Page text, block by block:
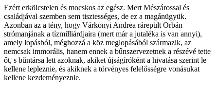
Ezért erkölcstelen és mocskos az egész. Mert Mészárossal és
családjával szemben sem tisztességes, de ez a magánügyük.
Azonban az a tény, hogy Várkonyi Andrea rárepült Orbán
strómanjának a tízmilliárdjaira (mert már a jutaléka is van annyi),
amely lopásból, méghozzá a köz meglopásából származik, az
nemcsak immorális, hanem ennek a bűnszervezetnek a részévé tette
őt, s bűntársa lett azoknak, akiket újságíróként a hivatása szerint le
kellene lepleznie, és akiknek a törvényes felelősségre vonásukat
kellene kezdeményeznie.